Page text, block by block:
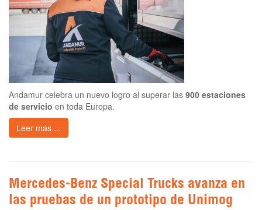
Andamur celebra un nuevo logro al superar las 900 estaciones
de servicio en toda Europa.
Leer más ...
Mercedes-Benz Special Trucks avanza en
las pruebas de un prototipo de Unimog